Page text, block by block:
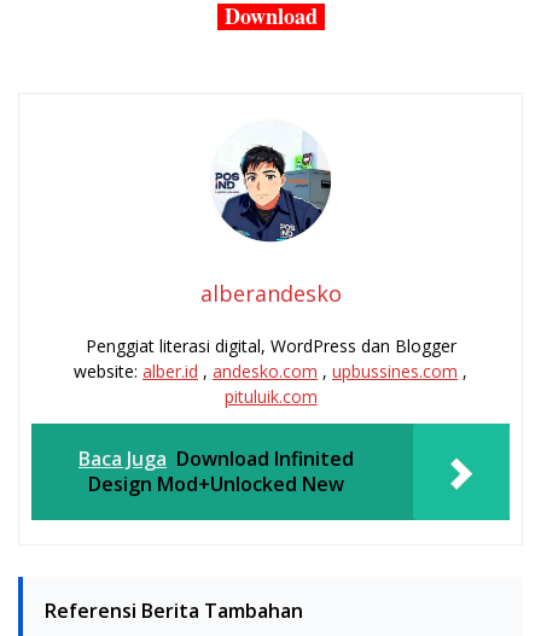
Download
alberandesko
Penggiat literasi digital, WordPress dan Blogger
website: alber.id , andesko.com , upbussines.com ,
pituluik.com
Baca Juga Download Infinited
Design Mod+Unlocked New
Referensi Berita Tambahan